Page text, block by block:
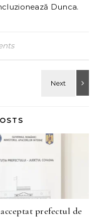
Dunca.
prefectul de